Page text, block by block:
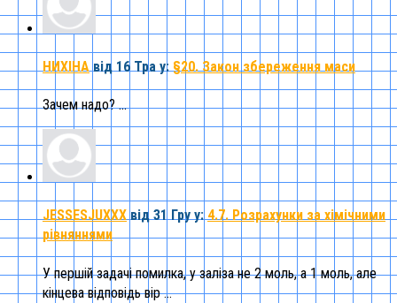
НИХІНА від 16 Тра у: §20. Закон збереження маси
Зачем надо? ...
JESSESJUXXX від 31 Груу:4.7. Розрахунки за хімічними
рівняннями
У першій задачі помилка, у заліза не 2 моль, а 1 моль, але
кінцева відповідь вір ...